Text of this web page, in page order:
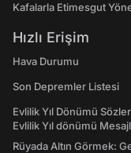
Kafalarla Etimesgut
Hızlı Erişim
Hava Durumu
Son Depremler Listesi
Evlilik Yıl Dönümü
Evlilik Yıl dönümü
Rüyada Altın Görmek: